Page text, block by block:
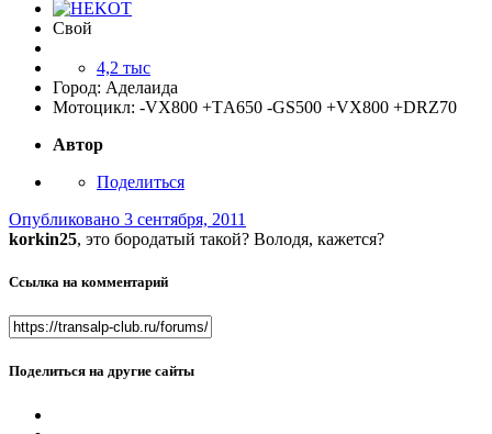
Свой
4,2 тыс
Город: Аделаида
Мотоцикл: -VX800 +TА650 -GS500 +VX800 +DRZ70
Автор
Поделиться
Опубликовано 3 сентября, 2011
korkin25, это бородатый такой? Володя, кажется?
Ссылка на комментарий
Поделиться на другие сайты